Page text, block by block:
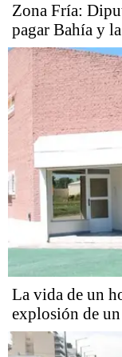
Zona Fría:
pagar Bahía y
La vida de un
explosión de